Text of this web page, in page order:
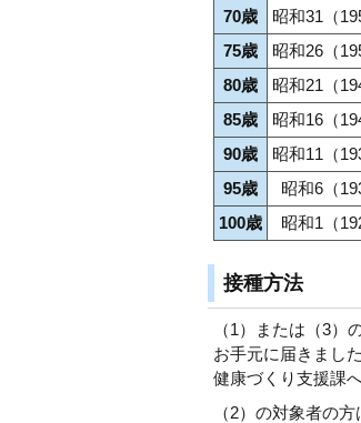
70歳
昭和31（
75歳
昭和26（
80歳
昭和21（
85歳
昭和16（
90歳
昭和11（
95歳
昭和6（
100歳
昭和1（
接種方法
（1）または（3）
お手元に届きまし
健康づくり支援課
（2）の対象者の